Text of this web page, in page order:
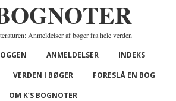
Anmeldelser af bøger fra hele verden
ANMELDELSER
INDEKS
VERDEN I BØGER
FORESLÅ EN BOG
OM K’S BOGNOTER